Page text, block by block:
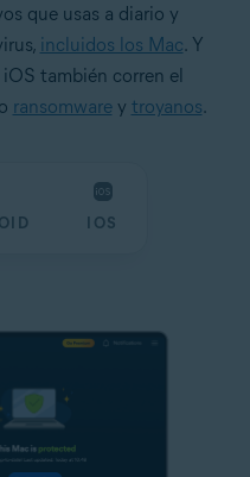
que usas a diario y
incluidos los Mac. Y
también corren el
ransomwarey troyanos.
IOS